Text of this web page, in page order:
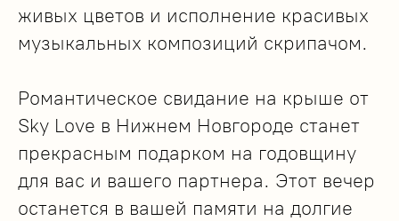
живых цветов и исполнение красивых
музыкальных композиций скрипачом.
Романтическое свидание на крыше от
Sky Love в Нижнем Новгороде станет
прекрасным подарком на годовщину
для вас и вашего партнера. Этот вечер
останется в вашей памяти на долгие